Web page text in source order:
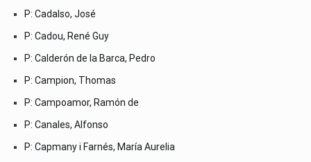
P: Cadalso, José
P: Cadou, René Guy
P: Calderón de la Barca, Pedro
P: Campion, Thomas
P: Campoamor, Ramón de
P: Canales, Alfonso
P: Capmany i Farnés, María Aurelia